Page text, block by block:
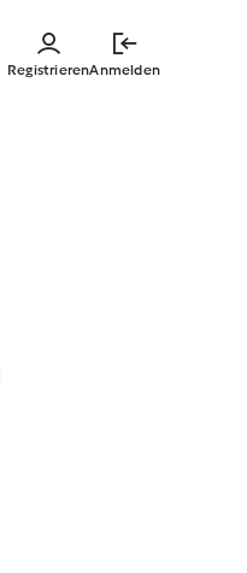
springen
RegistrierenAnmelden